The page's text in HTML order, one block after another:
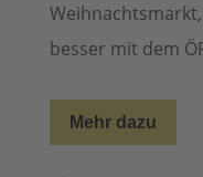
besser mit dem
Mehr dazu